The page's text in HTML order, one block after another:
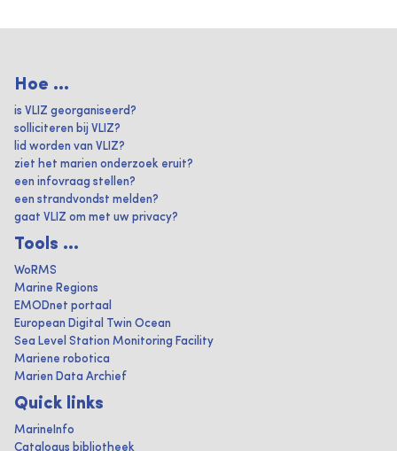
Hoe ...
is VLIZ georganiseerd?
solliciteren bij VLIZ?
lid worden van VLIZ?
ziet het marien onderzoek eruit?
een infovraag stellen?
een strandvondst melden?
gaat VLIZ om met uw privacy?
Tools ...
WoRMS
Marine Regions
EMODnet portaal
European Digital Twin Ocean
Sea Level Station Monitoring Facility
Mariene robotica
Marien Data Archief
Quick links
MarineInfo
Catalogus bibliotheek